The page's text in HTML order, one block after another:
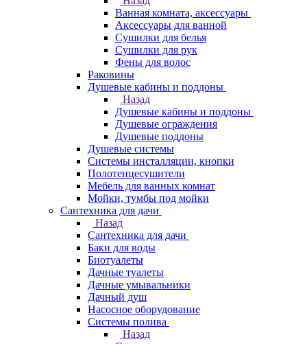
Ванная комната, аксессуары
Аксессуары для ванной
Сушилки для белья
Сушилки для рук
Фены для волос
Раковины
Душевые кабины и поддоны
Назад
Душевые кабины и поддоны
Душевые ограждения
Душевые поддоны
Душевые системы
Системы инсталляции, кнопки
Полотенцесушители
Мебель для ванных комнат
Мойки, тумбы под мойки
Сантехника для дачи
Назад
Сантехника для дачи
Баки для воды
Биотуалеты
Дачные туалеты
Дачные умывальники
Дачный душ
Насосное оборудование
Системы полива
Назад